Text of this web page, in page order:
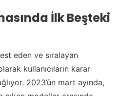
İlk Beşteki
eden ve sıralayan
kullanıcıların karar
2023’ün mart ayında,